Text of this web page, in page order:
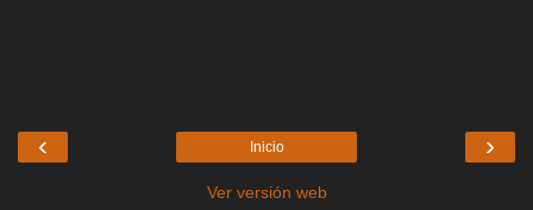
‹ ›
Inicio
Ver versión web